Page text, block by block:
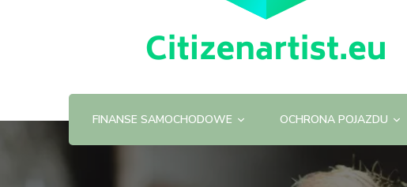
FINANSE SAMOCHODOWE OCHRONA POJAZDU